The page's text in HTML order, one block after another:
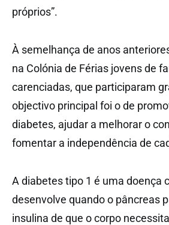
próprios”.
À semelhança de anos
na Colónia de Férias jovens de
carenciadas, que participaram
objectivo principal foi o de
diabetes, ajudar a melhorar o
fomentar a independência de
A diabetes tipo 1 é uma doença
desenvolve quando o pâncreas
insulina de que o corpo